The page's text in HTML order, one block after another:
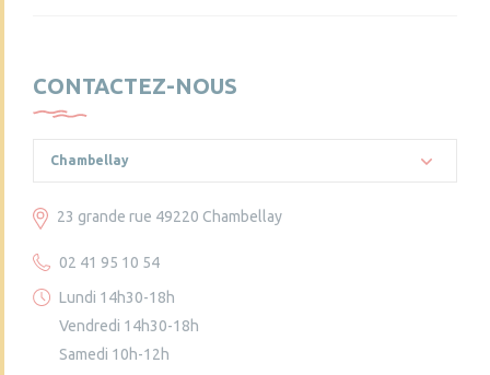
CONTACTEZ-NOUS
Chambellay
23 grande rue 49220 Chambellay
02 41 95 10 54
Lundi 14h30-18h
Vendredi 14h30-18h
Samedi 10h-12h